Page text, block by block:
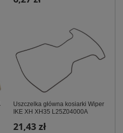
Uszczelka główna kosiarki Wiper
IKE XH XH35 L25Z04000A
21,43 zł